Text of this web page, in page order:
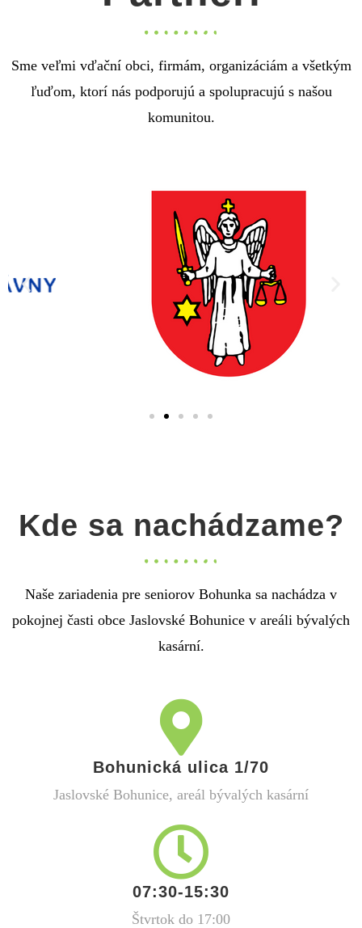
Sme veľmi vďační obci, firmám, organizáciám a všetkým
ľuďom, ktorí nás podporujú a spolupracujú s našou
komunitou.
Kde sa nachádzame?
Naše zariadenia pre seniorov Bohunka sa nachádza v
pokojnej časti obce Jaslovské Bohunice v areáli bývalých
kasární.
Bohunická ulica 1/70
Jaslovské Bohunice, areál bývalých kasární
07:30-15:30
Štvrtok do 17:00